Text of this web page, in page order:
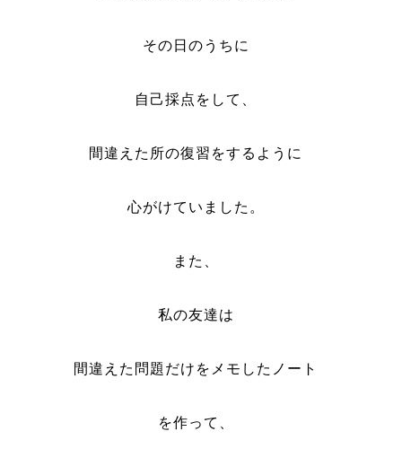
その日のうちに
自己採点をして、
間違えた所の復習をするように
心がけていました。
また、
私の友達は
間違えた問題だけをメモしたノート
を作って、